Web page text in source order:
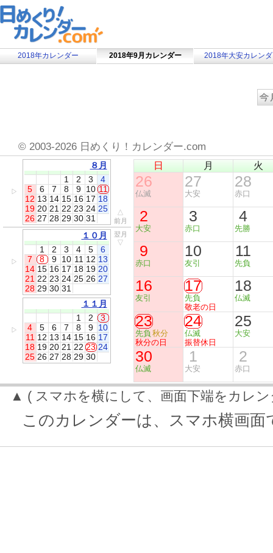
2018年カレンダー 2018年9月カレンダー 2018年大安カレン
© 2003-2026 日めくり！カレンダー.com
▷
８月
1
2 3
4
5
6 7 8 9 10 11
12 13 14 15 16 17 18
19 20 21 22 23 24 25
26 27 28 29 30 31
△
前月
▷
１０月
1
2 3 4 5
6
7
8 9 10 11 12 13
14 15 16 17 18 19 20
21 22 23 24 25 26 27
28 29 30 31
翌月
▽
▷
１１月
1
2
3
4
5 6 7 8 9 10
11 12 13 14 15 16 17
18 19 20 21 22 23 24
25 26 27 28 29 30
日 月 火
26
仏滅
27
大安
28
赤口
2
大安
3
赤口
4
先勝
9
赤口
10
友引
11
先負
16
友引
17
先負
敬老の日
18
仏滅
23
先負 秋分
秋分の日
24
仏滅
振替休日
25
大安
30
仏滅
1
大安
2
赤口
▲ ( スマホを横にして、画面下端をカレ
このカレンダーは、スマホ横画面